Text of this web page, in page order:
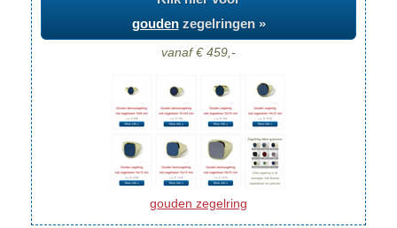
goudenzegelringen »
vanaf € 459,-
gouden zegelring